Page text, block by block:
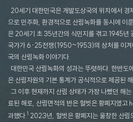
20세기 대한민국은 개발도상국의 위치에서 경
으로 민주화, 환경적으로 산림녹화를 동시에 이
은 20세기 초 35년간의 식민지를 겪고 1945년
국가가 6·25전쟁(1950~1953)의 상처를 이겨
국의 산림녹화 이야기다.
대한민국 산림녹화의 성과는 뚜렷하다. 한반도
은 산림자원의 기본 통계가 공식적으로 제공된
그 이후 현재까지 산림 상태가 가장 나빴던 해
료된 해로, 산림면적의 반은 헐벗은 황폐지였
과했다.1 2023년, 헐벗은 황폐지는 울창한 산림